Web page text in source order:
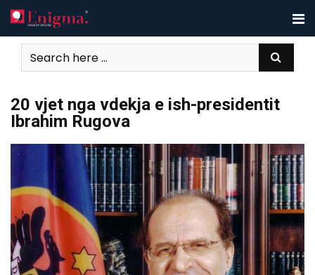
Skip
to
content
20 vjet nga vdekja e ish-presidentit
Ibrahim Rugova